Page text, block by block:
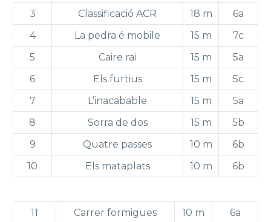
3
Classificació ACR 18 m
6a
4
La pedra é mobile 15 m
7c
5
Caire rai 15 m
5a
6
Els furtius 15 m
5c
7
L’inacabable 15 m
5a
8
Sorra de dos 15 m
5b
9
Quatre passes 10 m
6b
10
Els mataplats 10 m 6b
11 Carrer formigues 10 m
6a